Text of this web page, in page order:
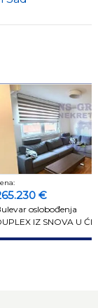
€
oslobođenja
IZ SNOVA U